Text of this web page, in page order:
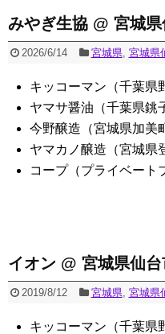
みやぎ生協 @ 宮城
2026/6/14 宮城県, 宮城県
キッコーマン（千葉県
ヤマサ醤油（千葉県銚
今野醸造（宮城県加美
ヤマカノ醸造（宮城県
コープ（プライベート
イオン @ 宮城県仙
2019/8/12 宮城県, 宮城県
キッコーマン（千葉県